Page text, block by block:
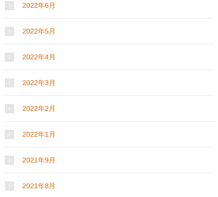
2022年6月
2022年5月
2022年4月
2022年3月
2022年2月
2022年1月
2021年9月
2021年8月